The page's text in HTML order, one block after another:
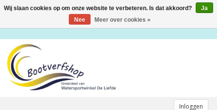
Inloggen
Toggle
Wij slaan cookies op om onze website te verbeteren. Is dat akkoord?
Ja
Nee
Meer over cookies »